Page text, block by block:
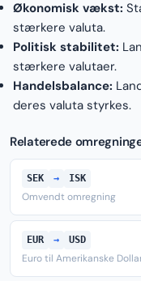
Økonomisk vækst:
stærkere valuta.
Politisk stabilitet:
stærkere valutaer.
Handelsbalance:
deres valuta styrkes.
Relaterede
SEK → ISK
Omvendt omregning
EUR → USD
Euro til Amerikanske